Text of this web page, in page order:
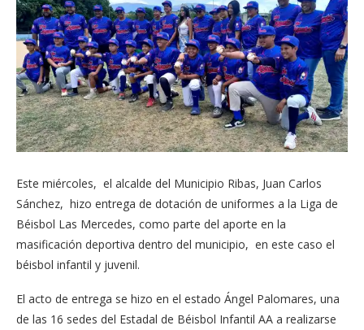
Este miércoles, el alcalde del Municipio Ribas, Juan Carlos
Sánchez, hizo entrega de dotación de uniformes a la Liga de
Béisbol Las Mercedes, como parte del aporte en la
masificación deportiva dentro del municipio, en este caso el
béisbol infantil y juvenil.
El acto de entrega se hizo en el estado Ángel Palomares, una
de las 16 sedes del Estadal de Béisbol Infantil AA a realizarse